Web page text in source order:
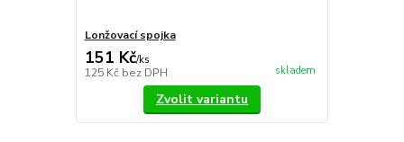
Lonžovací spojka
151 Kč/ks
125 Kč bez DPH skladem
Zvolit variantu